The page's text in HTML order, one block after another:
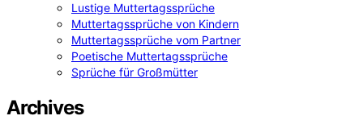
Lustige Muttertagssprüche
Muttertagssprüche von Kindern
Muttertagssprüche vom Partner
Poetische Muttertagssprüche
Sprüche für Großmütter
Archives